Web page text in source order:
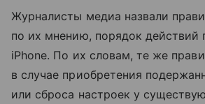
Журналисты медиа назвали
по их мнению, порядок действий
iPhone. По их словам, те же
в случае приобретения
или сброса настроек у